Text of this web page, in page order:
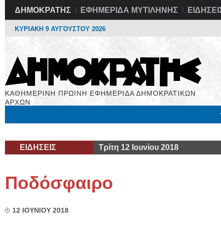
ΔΗΜΟΚΡΑΤΗΣ ΕΦΗΜΕΡΙΔΑ ΜΥΤΙΛΗΝΗΣ
ΚΥΡΙΑΚΗ 9 ΑΥΓΟΥΣΤΟΥ 2026
ΚΑΘΗΜΕΡΙΝΗ ΠΡΩΙΝΗ ΕΦΗΜΕΡΙΔΑ ΔΗΜΟΚΡΑΤΙΚΩΝ
ΑΡΧΩΝ
ΕΙΔΗΣΕΙΣ Τρίτη 12 Ιουνίου 2018
Ποδόσφαιρο
12 ΙΟΥΝΙΟΥ 2018